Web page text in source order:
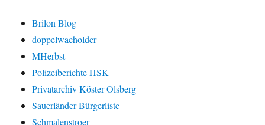
Brilon Blog
doppelwacholder
MHerbst
Polizeiberichte HSK
Privatarchiv Köster Olsberg
Sauerländer Bürgerliste
Schmalenstroer